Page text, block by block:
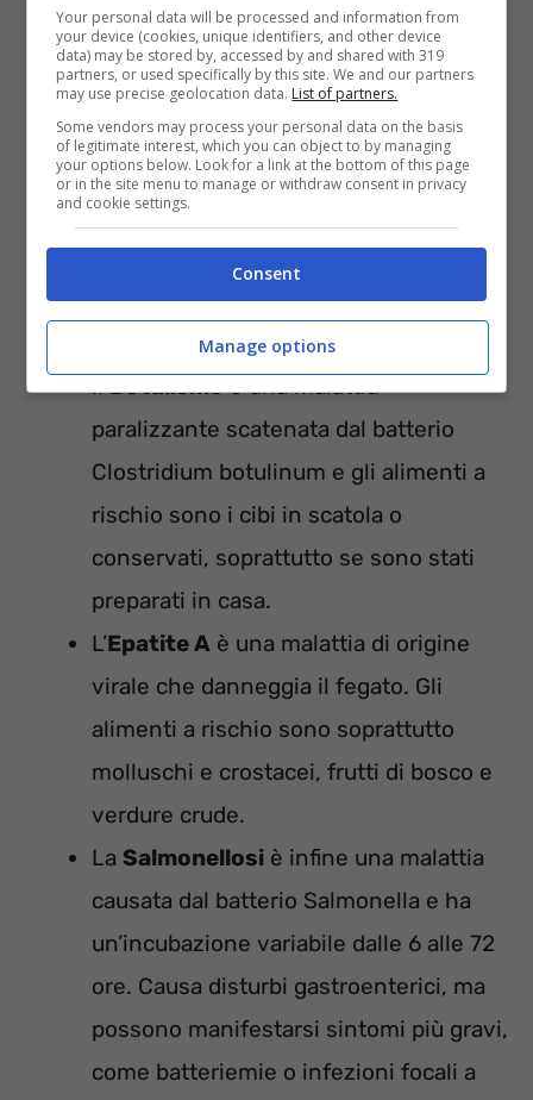
gastroenterico, diarrea, diarrea
emorragica. Possono insorgere gravi
complicazioni, come la sindrome
emolitico-uremica (SEU); gli alimenti a
rischio sono il latte crudo, i formaggi
non pastorizzati, la carne bovina poco
cotta, ma anche alcuni prodotti freschi
come l’insalata, i germogli e gli spinaci.
IlBotulismoè una malattia
paralizzante scatenata dal batterio
Clostridium botulinum e gli alimenti a
rischio sono i cibi in scatola o
conservati, soprattutto se sono stati
preparati in casa.
L’Epatite A è una malattia di origine
virale che danneggia il fegato. Gli
alimenti a rischio sono soprattutto
molluschi e crostacei, frutti di bosco e
verdure crude.
La Salmonellosi è infine una malattia
causata dal batterio Salmonella e ha
un’incubazione variabile dalle 6 alle 72
ore. Causa disturbi gastroenterici, ma
possono manifestarsi sintomi più gravi,
come batteriemie o infezioni focali a
Your personal data will be processed and information from
your device (cookies, unique identifiers, and other device
data) may be stored by, accessed by and shared with 319
partners, or used specifically by this site. We and our partners
may use precise geolocation data. List of partners.
Some vendors may process your personal data on the basis
of legitimate interest, which you can object to by managing
your options below. Look for a link at the bottom of this page
or in the site menu to manage or withdraw consent in privacy
and cookie settings.
Consent
Manage options